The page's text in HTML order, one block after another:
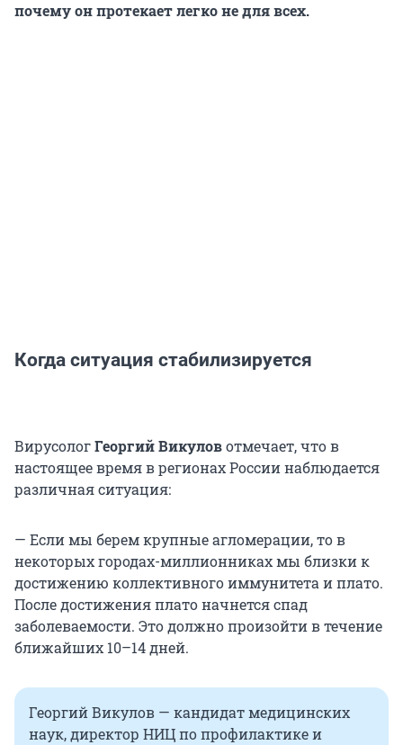
почему он протекает легко не для всех.
Когда ситуация стабилизируется
ВирусологГеоргий Викуловотмечает, что в
настоящее время в регионах России наблюдается
различная ситуация:
— Если мы берем крупные агломерации, то в
некоторых городах-миллионниках мы близки к
достижению коллективного иммунитета и плато.
После достижения плато начнется спад
заболеваемости. Это должно произойти в течение
ближайших 10–14 дней.
Георгий Викулов — кандидат медицинских
наук, директор НИЦ по профилактике и